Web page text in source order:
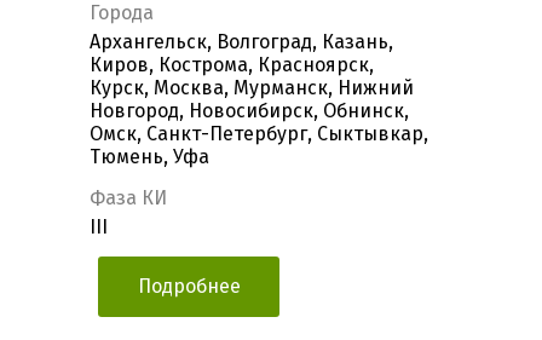
Города
Архангельск, Волгоград, Казань,
Киров, Кострома, Красноярск,
Курск, Москва, Мурманск, Нижний
Новгород, Новосибирск, Обнинск,
Омск, Санкт-Петербург, Сыктывкар,
Тюмень, Уфа
Фаза КИ
Подробнее